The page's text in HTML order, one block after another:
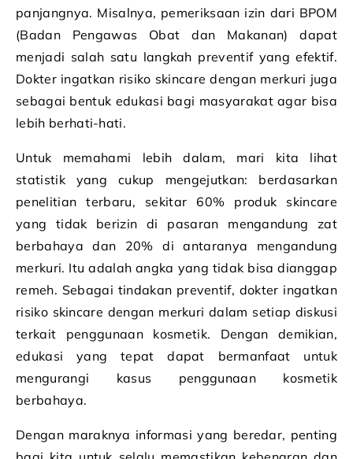
panjangnya. Misalnya, pemeriksaan izin dari BPOM
(Badan Pengawas Obat dan Makanan) dapat
menjadi salah satu langkah preventif yang efektif.
Dokter ingatkan risiko skincare dengan merkuri juga
sebagai bentuk edukasi bagi masyarakat agar bisa
lebih berhati-hati.
Untuk memahami lebih dalam, mari kita lihat
statistik yang cukup mengejutkan: berdasarkan
penelitian terbaru, sekitar 60% produk skincare
yang tidak berizin di pasaran mengandung zat
berbahaya dan 20% di antaranya mengandung
merkuri. Itu adalah angka yang tidak bisa dianggap
remeh. Sebagai tindakan preventif, dokter ingatkan
risiko skincare dengan merkuri dalam setiap diskusi
terkait penggunaan kosmetik. Dengan demikian,
edukasi yang tepat dapat bermanfaat untuk
mengurangi kasus penggunaan kosmetik
berbahaya.
Dengan maraknya informasi yang beredar, penting